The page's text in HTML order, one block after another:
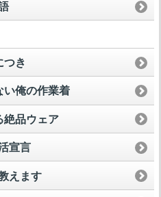
き
俺の作業着
品ウェア
宣言
えます